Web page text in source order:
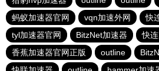
蚂蚁加速器官网
vqn加速外网
快
tyl加速器官网
BitzNet加速器 快
香蕉加速器官网正版
outline